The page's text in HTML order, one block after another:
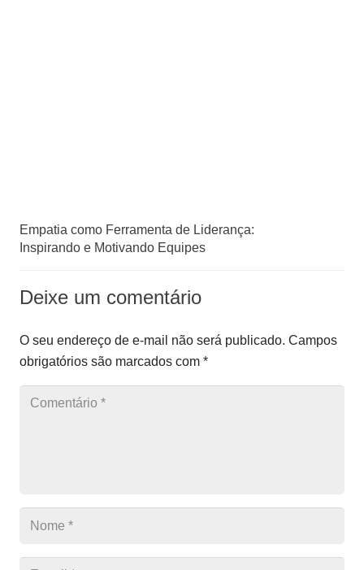
Empatia como Ferramenta de Liderança:
Inspirando e Motivando Equipes
Deixe um comentário
O seu endereço de e-mail não será publicado. Campos
obrigatórios são marcados com *